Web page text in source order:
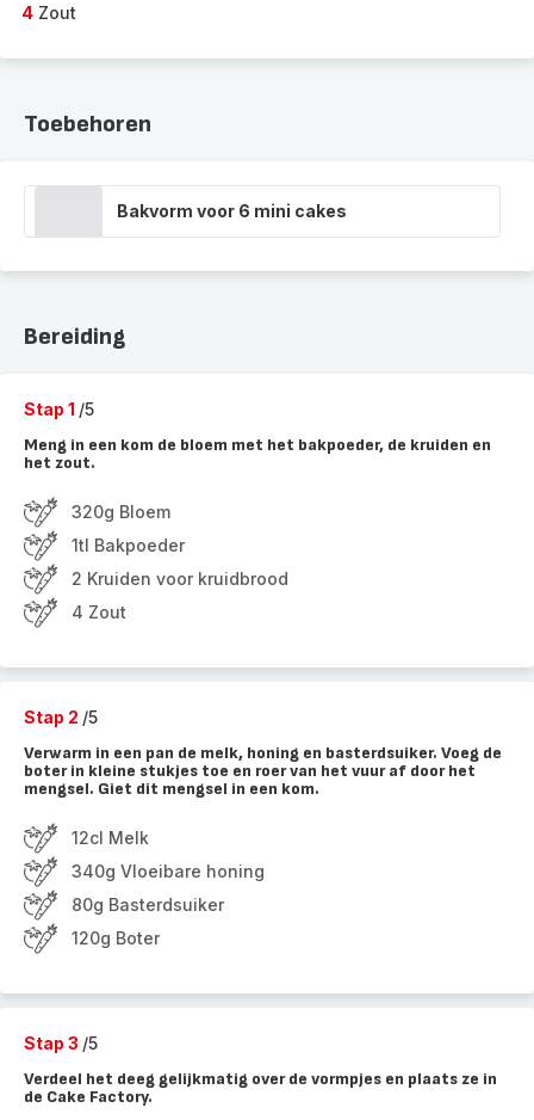
4 Zout
Toebehoren
Bakvorm voor 6 mini cakes
Bereiding
Stap 1 /5
Meng in een kom de bloem met het bakpoeder, de kruiden en
het zout.
320g Bloem
1tl Bakpoeder
2 Kruiden voor kruidbrood
4 Zout
Stap 2 /5
Verwarm in een pan de melk, honing en basterdsuiker. Voeg de
boter in kleine stukjes toe en roer van het vuur af door het
mengsel. Giet dit mengsel in een kom.
12cl Melk
340g Vloeibare honing
80g Basterdsuiker
120g Boter
Stap 3 /5
Verdeel het deeg gelijkmatig over de vormpjes en plaats ze in
de Cake Factory.